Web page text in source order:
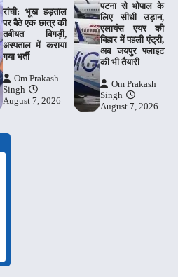
रांची: भूख हड़ताल
पर बैठे एक छात्र की
तबीयत बिगड़ी,
अस्पताल में कराया
गया भर्ती
Om Prakash
Singh
August 7, 2026
पटना से भोपाल के
लिए सीधी उड़ान,
एलायंस एयर की
बिहार में पहली एंट्री,
अब जयपुर फ्लाइट
की भी तैयारी
Om Prakash
Singh
August 7, 2026